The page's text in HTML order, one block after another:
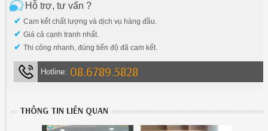
Hỗ trợ, tư vấn ?
✔ Cam kết chất lượng và dịch vụ hàng đầu.
✔ Giá cả cạnh tranh nhất.
✔ Thi công nhanh, đúng tiến độ đã cam kết.
Hotline: 08.6789.5828
THÔNG TIN LIÊN QUAN